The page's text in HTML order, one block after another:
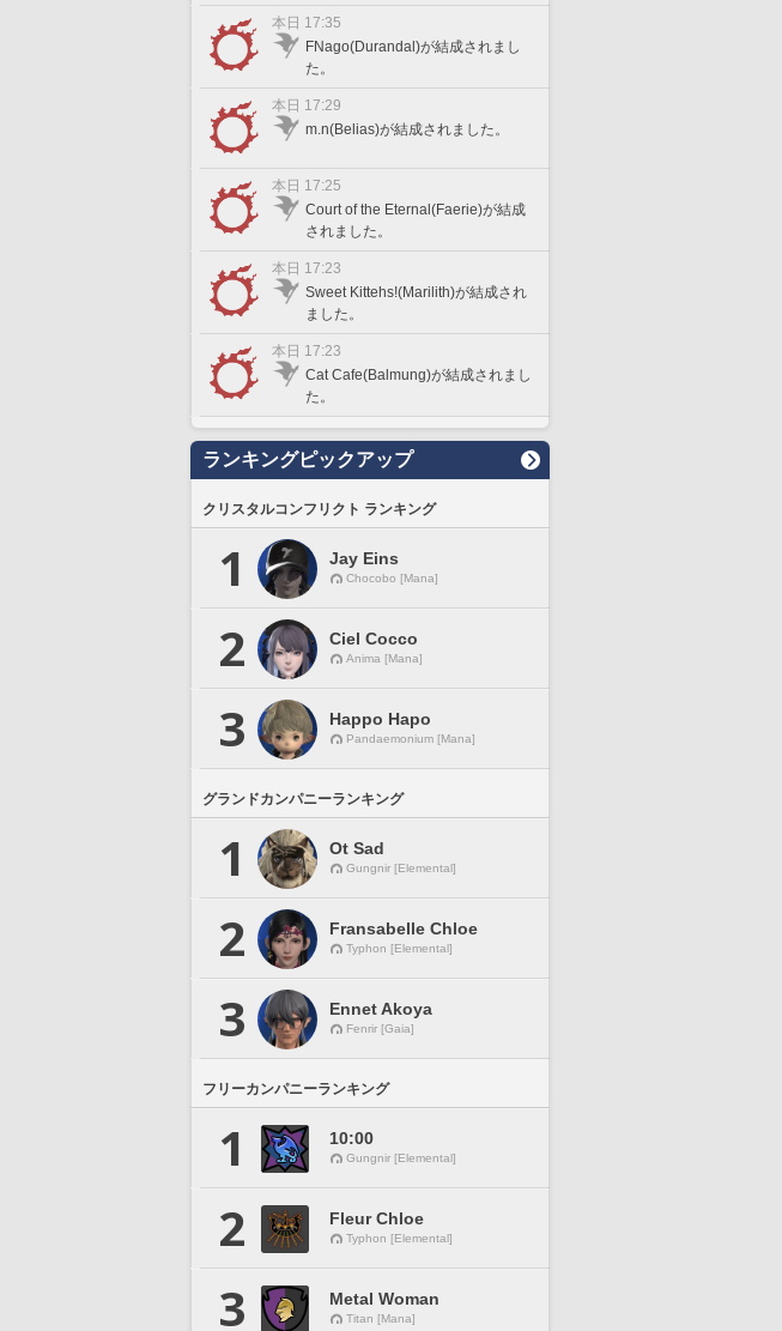
本日 17:35
FNago(Durandal)が結成されまし
た。
本日 17:29
m.n(Belias)が結成されました。
本日 17:25
Court of the Eternal(Faerie)が結成
されました。
本日 17:23
Sweet Kittehs!(Marilith)が結成され
ました。
本日 17:23
Cat Cafe(Balmung)が結成されまし
た。
ランキングピックアップ
クリスタルコンフリクト ランキング
1 Jay Eins
Chocobo [Mana]
2 Ciel Cocco
Anima [Mana]
3 Happo Hapo
Pandaemonium [Mana]
グランドカンパニーランキング
1 Ot Sad
Gungnir [Elemental]
2 Fransabelle Chloe
Typhon [Elemental]
3 Ennet Akoya
Fenrir [Gaia]
フリーカンパニーランキング
1 10:00
Gungnir [Elemental]
2 Fleur Chloe
Typhon [Elemental]
3 Metal Woman
Titan [Mana]